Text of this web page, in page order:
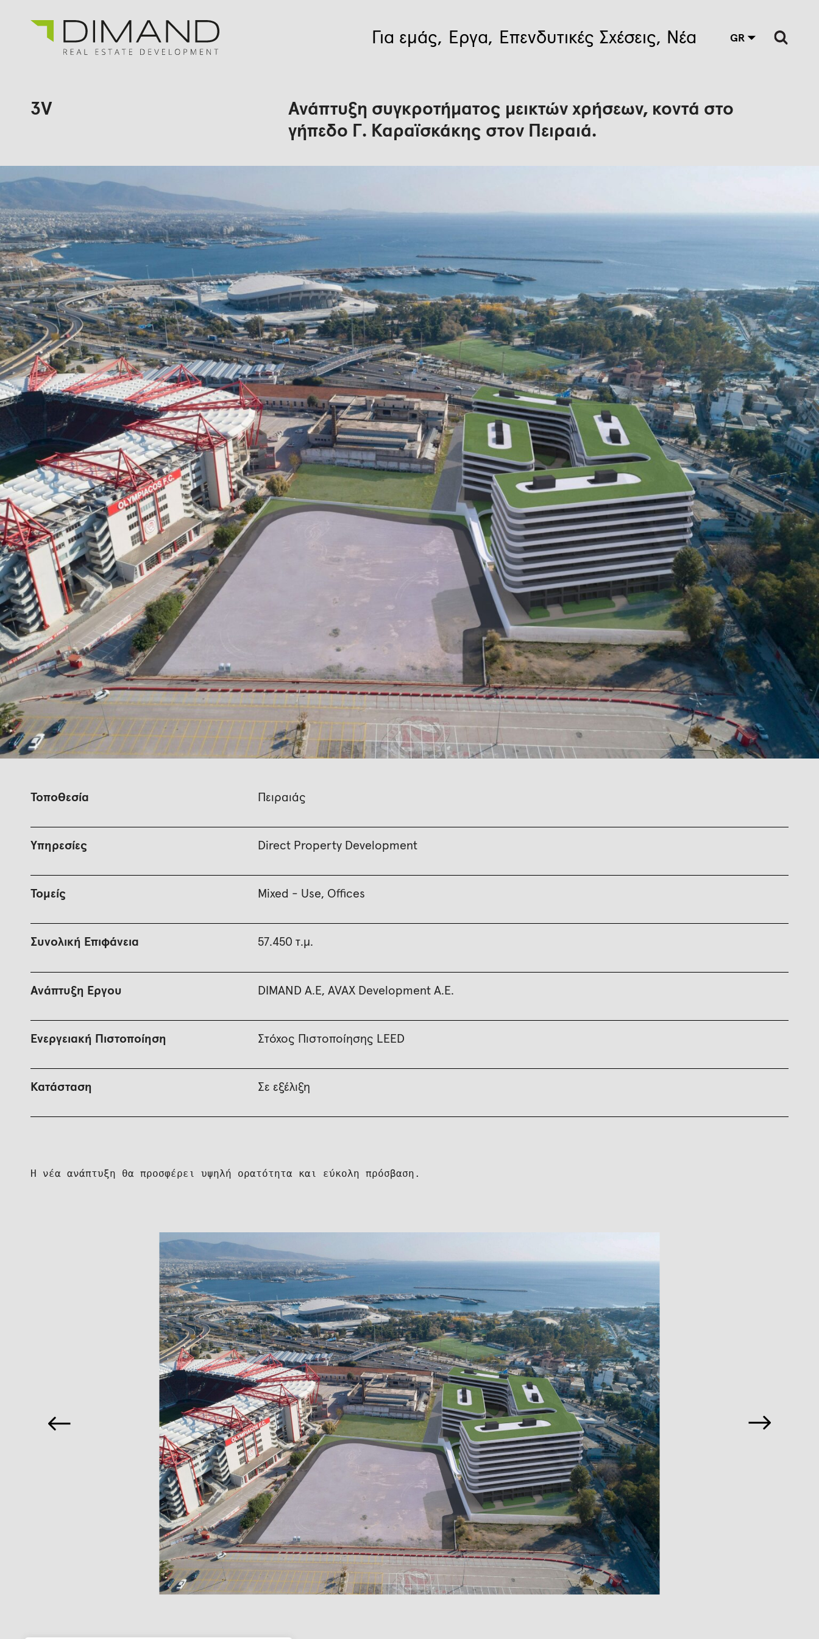
Για εμάς Έργα Επενδυτικές Σχέσεις Νέα GR
Έργα
3V
Ανάπτυξη συγκροτήματος μεικτών χρήσεων, κοντά στο
γήπεδο Γ. Καραϊσκάκης στον Πειραιά.
Τοποθεσία Πειραιάς
Υπηρεσίες Direct Property Development
Τομείς Mixed - Use, Offices
Συνολική Επιφάνεια 57.450 τ.μ.
Ανάπτυξη Έργου DIMAND Α.Ε, AVAX Development Α.Ε.
Ενεργειακή Πιστοποίηση Στόχος Πιστοποίησης LEED
Κατάσταση Σε εξέλιξη
Η νέα ανάπτυξη θα προσφέρει υψηλή ορατότητα και εύκολη πρόσβαση.